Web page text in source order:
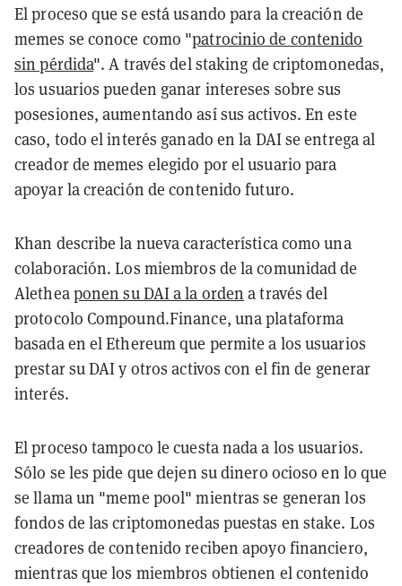
El proceso que se está usando para la creación de
memes se conoce como "patrocinio de contenido
sin pérdida". A través del staking de criptomonedas,
los usuarios pueden ganar intereses sobre sus
posesiones, aumentando así sus activos. En este
caso, todo el interés ganado en la DAI se entrega al
creador de memes elegido por el usuario para
apoyar la creación de contenido futuro.
Khan describe la nueva característica como una
colaboración. Los miembros de la comunidad de
Aletheaponen su DAI a la orden a través del
protocolo Compound.Finance, una plataforma
basada en el Ethereum que permite a los usuarios
prestar su DAI y otros activos con el fin de generar
interés.
El proceso tampoco le cuesta nada a los usuarios.
Sólo se les pide que dejen su dinero ocioso en lo que
se llama un "meme pool" mientras se generan los
fondos de las criptomonedas puestas en stake. Los
creadores de contenido reciben apoyo financiero,
mientras que los miembros obtienen el contenido